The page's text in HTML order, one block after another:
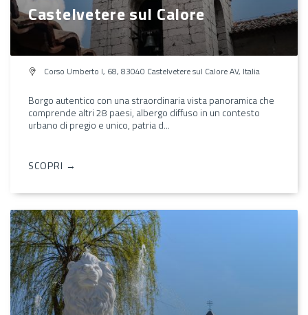
Castelvetere sul Calore
Corso Umberto I, 68, 83040 Castelvetere sul Calore AV, Italia
Borgo autentico con una straordinaria vista panoramica che
comprende altri 28 paesi, albergo diffuso in un contesto
urbano di pregio e unico, patria d...
SCOPRI →